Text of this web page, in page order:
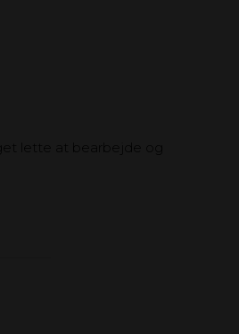
lette at bearbejde og